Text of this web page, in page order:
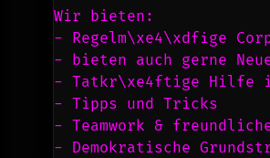
Wir bieten:
- Regelm\xe4\xdfige
- bieten auch gerne
- Tatkr\xe4ftige Hilfe
- Tipps und Tricks
- Teamwork & freundliche
- Demokratische